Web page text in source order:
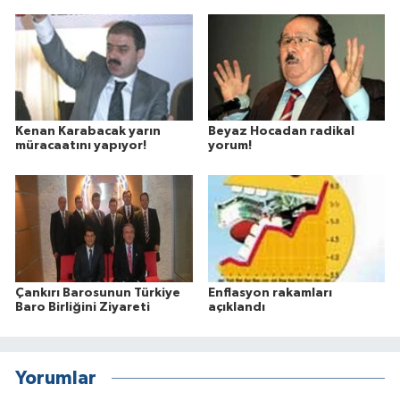
Kenan Karabacak yarın
müracaatını yapıyor!
Beyaz Hocadan radikal
yorum!
Çankırı Barosunun Türkiye
Baro Birliğini Ziyareti
Enflasyon rakamları
açıklandı
Yorumlar